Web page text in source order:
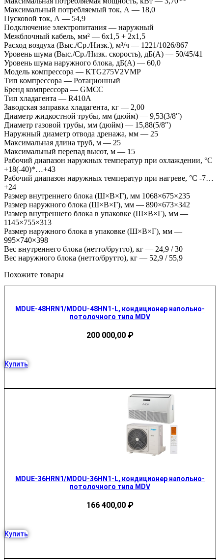
Максимальный потребляемый ток, А — 18,0
Пусковой ток, А — 54,9
Подключение электропитания — наружный
Межблочный кабель, мм² — 6х1,5 + 2х1,5
Расход воздуха (Выс./Ср./Низк.), м³/ч — 1221/1026/867
Уровень шума (Выс./Ср./Низк. скорость), дБ(А) — 50/45/41
Уровень шума наружного блока, дБ(А) — 60,0
Модель компрессора — KTG275V2VMP
Тип компрессора — Ротационный
Бренд компрессора — GMCC
Тип хладагента — R410A
Заводская заправка хладагента, кг — 2,00
Диаметр жидкостной трубы, мм (дюйм) — 9,53(3/8″)
Диаметр газовой трубы, мм (дюйм) — 15,88(5/8″)
Наружный диаметр отвода дренажа, мм — 25
Максимальная длина труб, м — 25
Максимальный перепад высот, м — 15
Рабочий диапазон наружных температур при охлаждении, °C
+18(-40)*…+43
Рабочий диапазон наружных температур при нагреве, °C -7…
+24
Размер внутреннего блока (Ш×В×Г), мм 1068×675×235
Размер наружного блока (Ш×В×Г), мм — 890×673×342
Размер внутреннего блока в упаковке (Ш×В×Г), мм —
1145×755×313
Размер наружного блока в упаковке (Ш×В×Г), мм —
995×740×398
Вес внутреннего блока (нетто/брутто), кг — 24,9 / 30
Вес наружного блока (нетто/брутто), кг — 52,9 / 55,9
Похожите товары
MDUE-48HRN1/MDOU-48HN1-L, кондиционер напольно-
потолочного типа MDV
200 000,00 ₽
Купить
MDUE-36HRN1/MDOU-36HN1-L, кондиционер напольно-
потолочного типа MDV
166 400,00 ₽
Купить